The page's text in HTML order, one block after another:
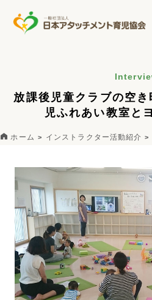
放課後児童クラブの空
児ふれあい教室と
ホーム インストラクター活動紹介